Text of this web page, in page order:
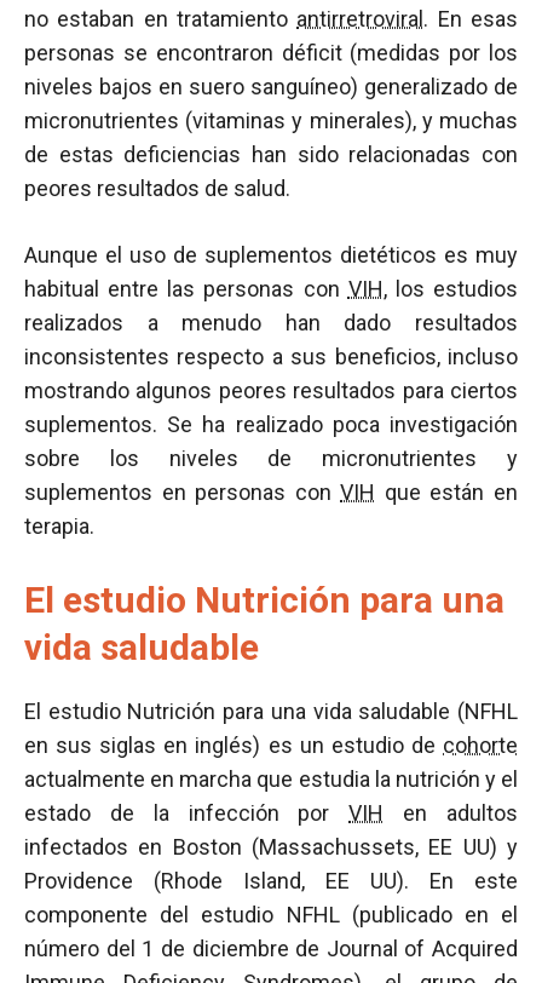
no estaban en tratamiento antirretroviral . En esas
personas se encontraron déficit (medidas por los
niveles bajos en suero sanguíneo) generalizado de
micronutrientes (vitaminas y minerales), y muchas
de estas deficiencias han sido relacionadas con
peores resultados de salud.
Aunque el uso de suplementos dietéticos es muy
habitual entre las personas con VIH, los estudios
realizados a menudo han dado resultados
inconsistentes respecto a sus beneficios, incluso
mostrando algunos peores resultados para ciertos
suplementos. Se ha realizado poca investigación
sobre los niveles de micronutrientes y
suplementos en personas conVIH que están en
terapia.
El estudio Nutrición para una
vida saludable
El estudio Nutrición para una vida saludable (NFHL
en sus siglas en inglés) es un estudio de cohorte
actualmente en marcha que estudia la nutrición y el
estado de la infección porVIH
en adultos
infectados en Boston (Massachussets, EE UU) y
Providence (Rhode Island, EE UU). En este
componente del estudio NFHL (publicado en el
número del 1 de diciembre de Journal of Acquired